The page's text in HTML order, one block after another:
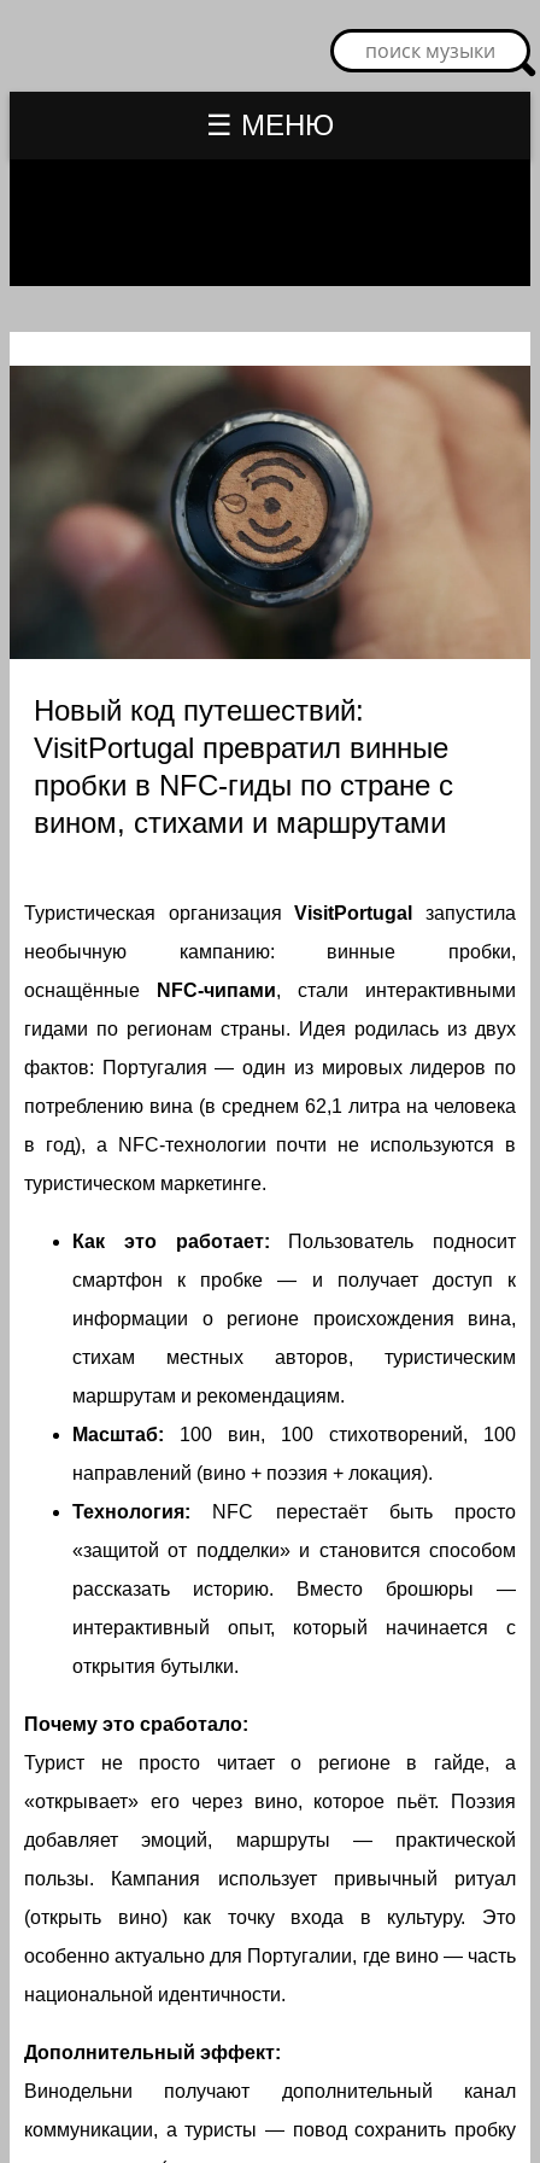
☰ МЕНЮ
Новый код путешествий:
VisitPortugal превратил винные
пробки в NFC-гиды по стране с
вином, стихами и маршрутами
Туристическая организацияVisitPortugal
запустила
необычную кампанию: винные пробки,
оснащённые
NFC-чипами, стали интерактивными
гидами по регионам страны. Идея родилась из двух
фактов: Португалия — один из мировых лидеров по
потреблению вина (в среднем 62,1 литра на человека
в год), а NFC-технологии почти не используются в
туристическом маркетинге.
Как это работает: Пользователь подносит
смартфон к пробке — и получает доступ к
информации о регионе происхождения вина,
стихам местных авторов, туристическим
маршрутам и рекомендациям.
Масштаб: 100 вин, 100 стихотворений, 100
направлений (вино + поэзия + локация).
Технология: NFC перестаёт быть просто
«защитой от подделки» и становится способом
рассказать историю. Вместо брошюры —
интерактивный опыт, который начинается с
открытия бутылки.
Почему это сработало:
Турист не просто читает о регионе в гайде, а
«открывает» его через вино, которое пьёт. Поэзия
добавляет эмоций, маршруты — практической
пользы. Кампания использует привычный ритуал
(открыть вино) как точку входа в культуру. Это
особенно актуально для Португалии, где вино — часть
национальной идентичности.
Дополнительный эффект:
Винодельни получают дополнительный канал
коммуникации, а туристы — повод сохранить пробку